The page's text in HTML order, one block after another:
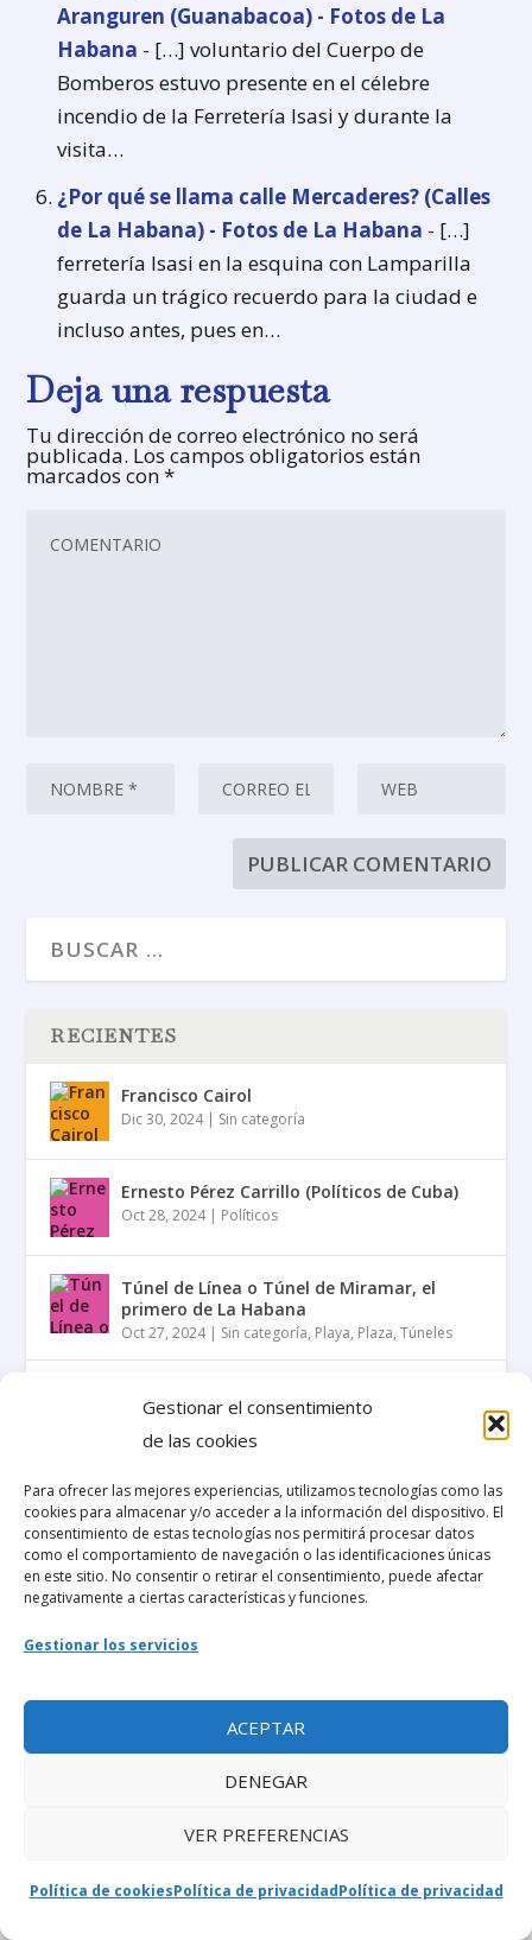
Gestionar el consentimiento
de las cookies
Para ofrecer las mejores experiencias, utilizamos tecnologías como las
cookies para almacenar y/o acceder a la información del dispositivo. El
consentimiento de estas tecnologías nos permitirá procesar datos
como el comportamiento de navegación o las identificaciones únicas
en este sitio. No consentir o retirar el consentimiento, puede afectar
negativamente a ciertas características y funciones.
Gestionar los servicios
ACEPTAR
DENEGAR
VER PREFERENCIAS
Política de cookiesPolítica de privacidadPolítica de privacidad
Aranguren (Guanabacoa) - Fotos de La
Habana - […] voluntario del Cuerpo de
Bomberos estuvo presente en el célebre
incendio de la Ferretería Isasi y durante la
visita…
¿Por qué se llama calle Mercaderes? (Calles
de La Habana) - Fotos de La Habana - […]
ferretería Isasi en la esquina con Lamparilla
guarda un trágico recuerdo para la ciudad e
incluso antes, pues en…
Deja una respuesta
Tu dirección de correo electrónico no será
publicada. Los campos obligatorios están
marcados con*
RECIENTES
Francisco Cairol
Dic 30, 2024| Sin categoría
Ernesto Pérez Carrillo (Políticos de Cuba)
Oct 28, 2024| Políticos
Túnel de Línea o Túnel de Miramar, el
primero de La Habana
Oct 27, 2024| Sin categoría, Playa, Plaza,Túneles
Oct 23, 2024| Políticos
Partido Republicano (Conservador) –
Partidos de Cuba
Oct 23, 2024|Partidos Políticos
COMENTARIOS RECIENTES
La «tragedia de Luyanó» o el combate épico del
onDe la Escuela de Idiomas Máximo Gorki a la Casa
Estudiantil del ISPLE (Así cambió La Habana)